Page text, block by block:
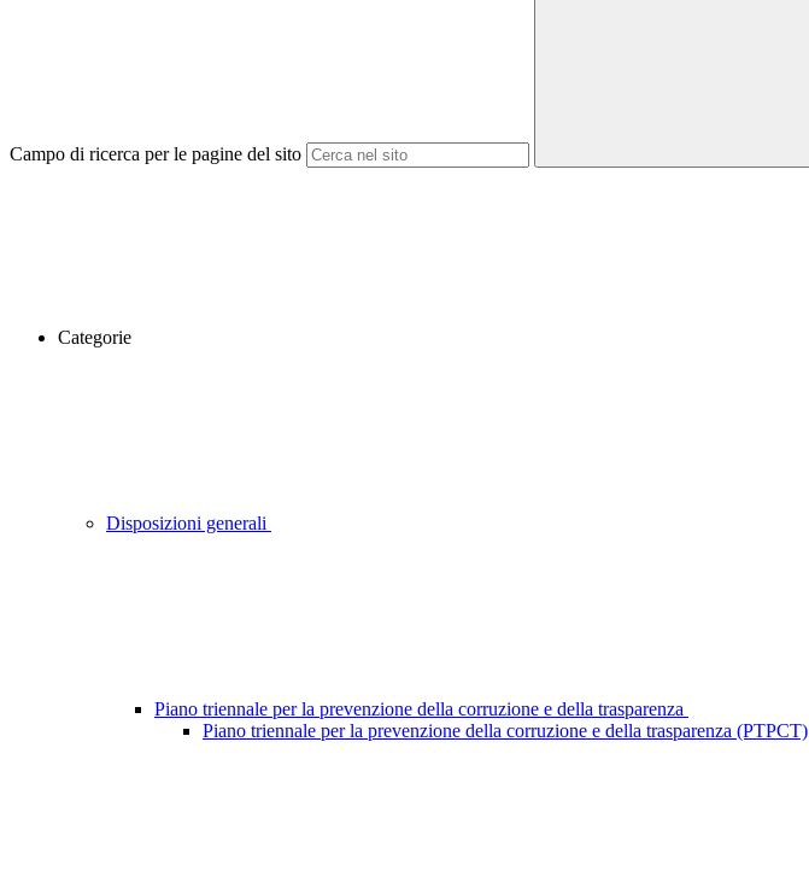
Campo di ricerca per le pagine del sito
Categorie
Disposizioni generali
Piano triennale per la prevenzione della corruzione e della trasparenza
Piano triennale per la prevenzione della corruzione e della trasparenza (PTPCT)